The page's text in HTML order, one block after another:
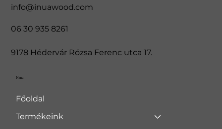
info@inuawood.com
06 30 935 8261
9178 Hédervár Rózsa Ferenc utca 17.
Menü
Főoldal
Termékeink